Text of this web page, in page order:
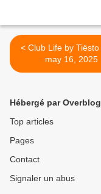
< Club Life by Tiësto 946 -
may 16, 2025
Hébergé par Overblog
Top articles
Pages
Contact
Signaler un abus